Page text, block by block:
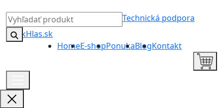
Technická podpora
HomeE-shopPonukaBlogKontakt